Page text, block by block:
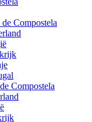
Compostela
Compostela